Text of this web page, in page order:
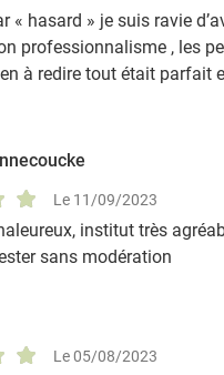
« hasard » je suis ravie
professionnalisme , les
à redire tout était parfait
Le 11/09/2023
institut très
sans modération
Le 05/08/2023